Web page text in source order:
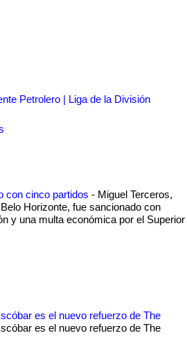
Petrolero | Liga de la División
con cinco partidos - Miguel Terceros,
Horizonte, fue sancionado con
y una multa económica por el Superior
es el nuevo refuerzo de The
es el nuevo refuerzo de The